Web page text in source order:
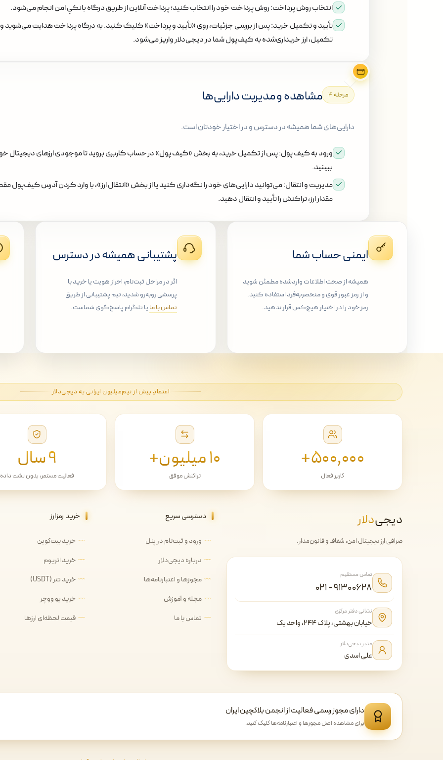
انتخاب روش پرداخت:روش پرداخت خود را انتخاب کنید؛ پرداخت آنلاین از طریق درگاه بانکیِ امن انجام می‌شود.
تأیید و تکمیل خرید:پس از بررسی جزئیات، روی «تأیید و پرداخت» کلیک کنید. به درگاه پرداخت هدایت می‌شوید
تکمیل، ارز خریداری‌شده به کیف‌پول شما در دیجی‌دلار واریز می‌شود.
مرحله ۴ مشاهده و مدیریت دارایی‌ها
دارایی‌های شما همیشه در دسترس و در اختیار خودتان است.
ورود به کیف پول:پس از تکمیل خرید، به بخش «کیف پول» در حساب کاربری بروید تا موجودی ارزهای دیجیتال
ببینید.
مدیریت و انتقال:می‌توانید دارایی‌های خود را نگه‌داری کنید یا از بخش «انتقال ارز»، با وارد کردن آدرس کیف‌پول
مقدار ارز، تراکنش را تأیید و انتقال دهید.
ایمنی حساب شما
همیشه از صحت اطلاعات واردشده مطمئن شوید
و از رمز عبور قوی و منحصربه‌فرد استفاده کنید.
رمز خود را در اختیار هیچ‌کس قرار ندهید.
پشتیبانی همیشه در دسترس
اگر در مراحل ثبت‌نام، احراز هویت یا خرید با
پرسشی روبه‌رو شدید، تیم پشتیبانی از طریق
تماس با مایا تلگرام پاسخ‌گوی شماست.
اعتمادِ بیش از نیم‌میلیون ایرانی به دیجی‌دلار
۵۰۰٬۰۰۰+
کاربر فعال
۱۰ میلیون+
تراکنش موفق
۹ سال
فعالیت مستمر، بدون نشت داده
دیجی‌دلار
صرافی ارز دیجیتال امن، شفاف و قانون‌مدار.
تماس مستقیم
۰۲۱ - ۹۱۳۰۰۶۲۸
نشانی دفتر مرکزی
خیابان بهشتی، پلاک ۲۴۴، واحد یک
مدیر دیجی‌دلار
علی اسدی
دسترسی سریع
ورود و ثبت‌نام در پنل
درباره دیجی‌دلار
مجوزها و اعتبارنامه‌ها
مجله و آموزش
تماس با ما
خرید رمزارز
خرید بیت‌کوین
خرید اتریوم
خرید تتر (USDT)
خرید یو ووچر
قیمت لحظه‌ای ارزها
دارای مجوز رسمی فعالیت از انجمن بلاکچین ایران
برای مشاهده اصل مجوزها و اعتبارنامه‌ها کلیک کنید.